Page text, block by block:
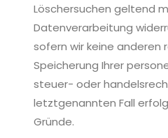
Löschersuchen geltend
Datenverarbeitung
sofern wir keine anderen
Speicherung Ihrer
steuer- oder
letztgenannten Fall
Gründe.